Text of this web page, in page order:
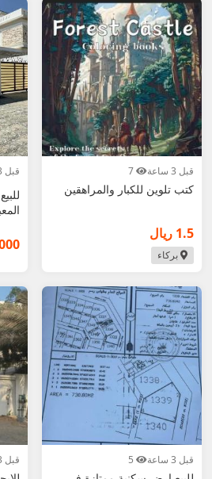
قبل 3 ساعة
كتب تلوين للكبار والمراهقين
1.5 ريال
بركاء
قبل 3 ساعة
قبل 3 ساعة قبل 3 ساعة